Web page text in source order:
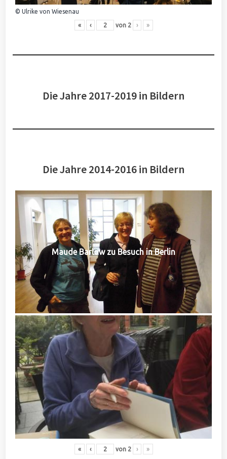
© Ulrike von Wiesenau
« ‹ von 2 › »
Die Jahre 2017-2019 in Bildern
Die Jahre 2014-2016 in Bildern
Maude Barlow zu Besuch in Berlin
« ‹ von 2 › »